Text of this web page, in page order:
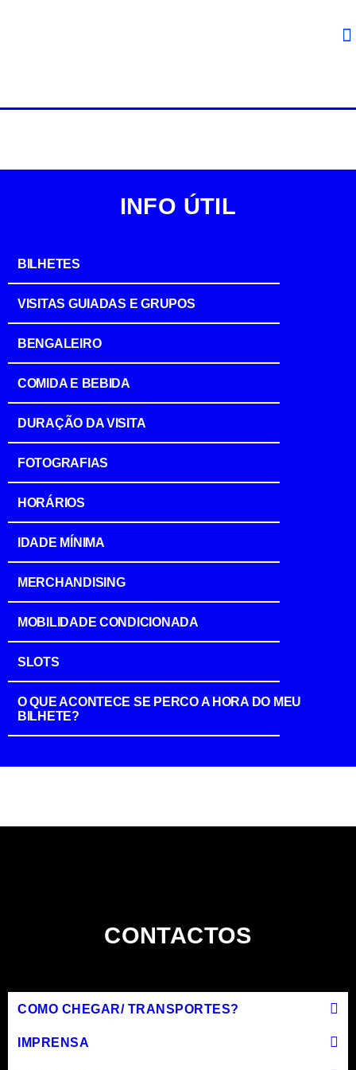
INFO ÚTIL
BILHETES
VISITAS GUIADAS E GRUPOS
BENGALEIRO
COMIDA E BEBIDA
DURAÇÃO DA VISITA
FOTOGRAFIAS
HORÁRIOS
IDADE MÍNIMA
MERCHANDISING
MOBILIDADE CONDICIONADA
SLOTS
O QUE ACONTECE SE PERCO A HORA DO MEU
BILHETE?
CONTACTOS
COMO CHEGAR/ TRANSPORTES?
IMPRENSA